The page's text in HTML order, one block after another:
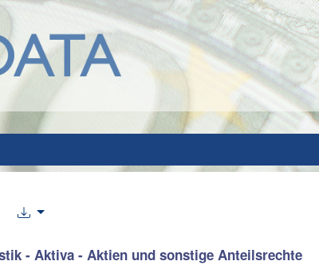
- Aktiva - Aktien und sonstige Anteilsrechte